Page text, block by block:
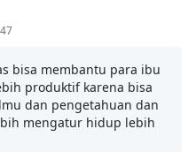
bisa membantu para ibu
produktif karena bisa
dan pengetahuan dan
mengatur hidup lebih